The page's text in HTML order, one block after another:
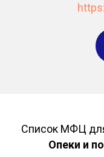
Список МФЦ
Опеки и